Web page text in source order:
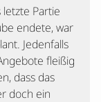
letzte Partie
endete, war
Jedenfalls
fleißig
dass das
doch ein